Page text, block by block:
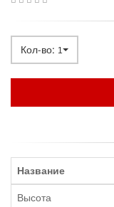
Кол-во: 1
Название
Высота